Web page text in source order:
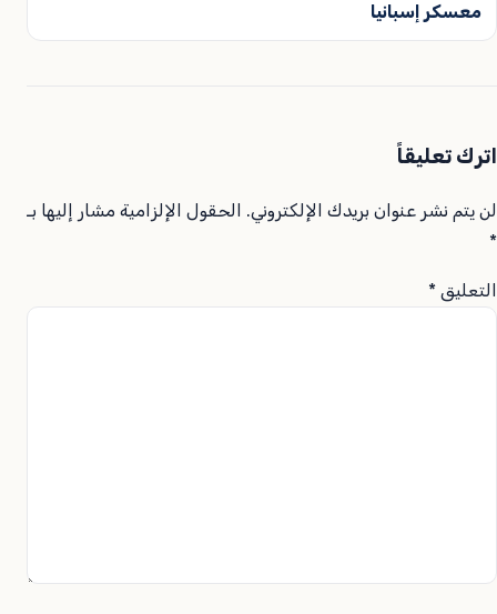
معسكر إسبانيا
اترك تعليقاً
لن يتم نشر عنوان بريدك الإلكتروني. الحقول الإلزامية مشار إليها بـ
*
التعليق *